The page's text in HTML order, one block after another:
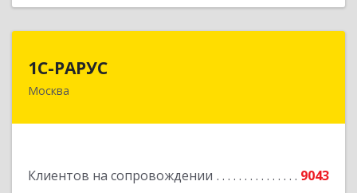
1С-РАРУС
Москва
Клиентов на сопровождении
9043
127434, Москва г, Дмитровское ш, дом № 9Б